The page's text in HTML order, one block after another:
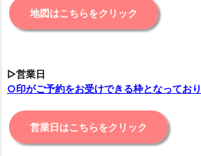
地図はこちらをクリック
▷営業日
○印がご予約をお受けできる枠となってお
営業日はこちらをクリック